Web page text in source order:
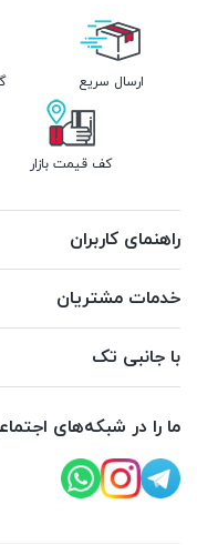
ارسال سریع
کف قیمت بازار
راهنمای کاربران
خدمات مشتریان
با جانبی تک
ما را در شبکه‌های